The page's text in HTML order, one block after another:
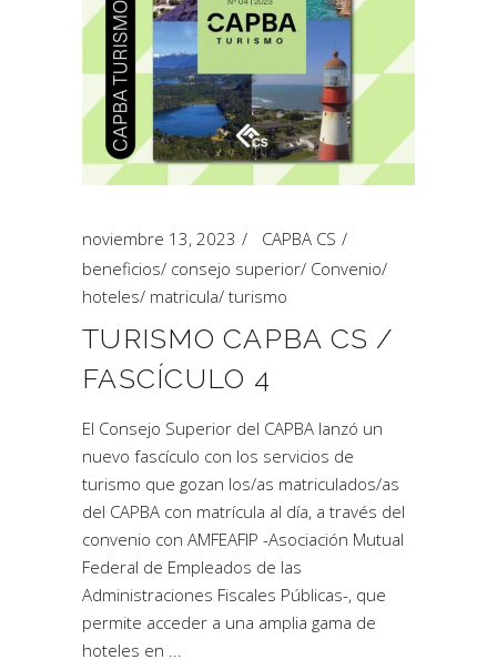
noviembre 13, 2023
CAPBA CS
beneficios/ consejo superior/ Convenio/
hoteles/ matricula/ turismo
TURISMO CAPBA CS /
FASCÍCULO 4
El Consejo Superior del CAPBA lanzó un
nuevo fascículo con los servicios de
turismo que gozan los/as matriculados/as
del CAPBA con matrícula al día, a través del
convenio con AMFEAFIP -Asociación Mutual
Federal de Empleados de las
Administraciones Fiscales Públicas-, que
permite acceder a una amplia gama de
hoteles en